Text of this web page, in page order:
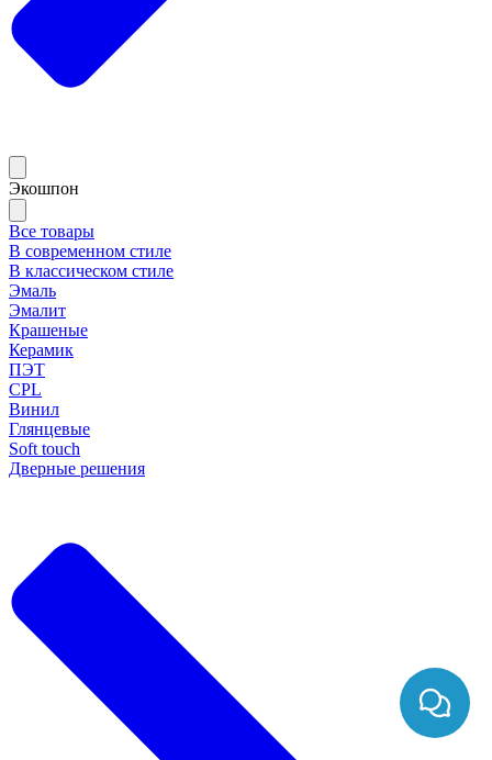
Экошпон
Все товары
В современном стиле
В классическом стиле
Эмаль
Эмалит
Крашеные
Керамик
ПЭТ
CPL
Винил
Глянцевые
Soft touch
Дверные решения